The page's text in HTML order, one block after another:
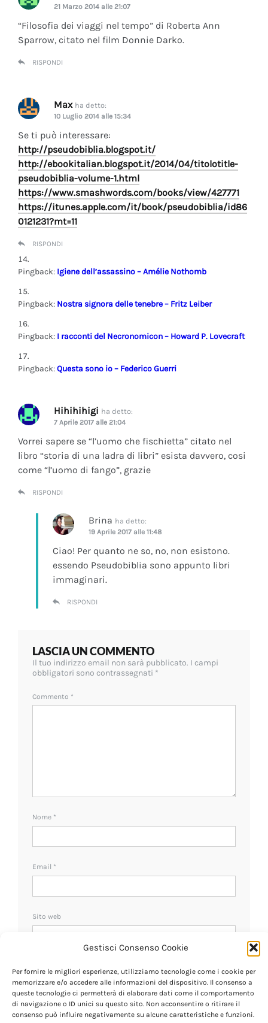
Gestisci Consenso Cookie
Per fornire le migliori esperienze, utilizziamo tecnologie come i cookie per
memorizzare e/o accedere alle informazioni del dispositivo. Il consenso a
queste tecnologie ci permetterà di elaborare dati come il comportamento
di navigazione o ID unici su questo sito. Non acconsentire o ritirare il
consenso può influire negativamente su alcune caratteristiche e funzioni.
21 Marzo 2014 alle 21:07
“Filosofia dei viaggi nel tempo” di Roberta Ann
Sparrow, citato nel film Donnie Darko.
RISPONDI
Max ha detto:
10 Luglio 2014 alle 15:34
Se ti può interessare:
http://pseudobiblia.blogspot.it/
http://ebookitalian.blogspot.it/2014/04/titolotitle-
pseudobiblia-volume-1.html
https://www.smashwords.com/books/view/427771
https://itunes.apple.com/it/book/pseudobiblia/id86
0121231?mt=11
RISPONDI
Pingback: Igiene dell’assassino – Amélie Nothomb
Pingback: Nostra signora delle tenebre – Fritz Leiber
Pingback: I racconti del Necronomicon – Howard P. Lovecraft
Pingback:Questa sono io – Federico Guerri
Hihihihigi ha detto:
7 Aprile 2017 alle 21:04
Vorrei sapere se “l’uomo che fischietta” citato nel
libro “storia di una ladra di libri” esista davvero, cosi
come “l’uomo di fango”, grazie
RISPONDI
Brina ha detto:
19 Aprile 2017 alle 11:48
Ciao! Per quanto ne so, no, non esistono.
essendo Pseudobiblia sono appunto libri
immaginari.
RISPONDI
LASCIA UN COMMENTO
Il tuo indirizzo email non sarà pubblicato. I campi
obbligatori sono contrassegnati *
Commento *
Nome *
Email *
Sito web